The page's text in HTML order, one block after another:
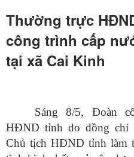
Thường trực
công trình cấp
tại xã Cai Kinh
Sáng 8/5, Đoàn
HĐND tỉnh do đồng chí
Chủ tịch HĐND tỉnh làm